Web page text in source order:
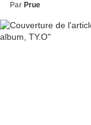
Par Prue